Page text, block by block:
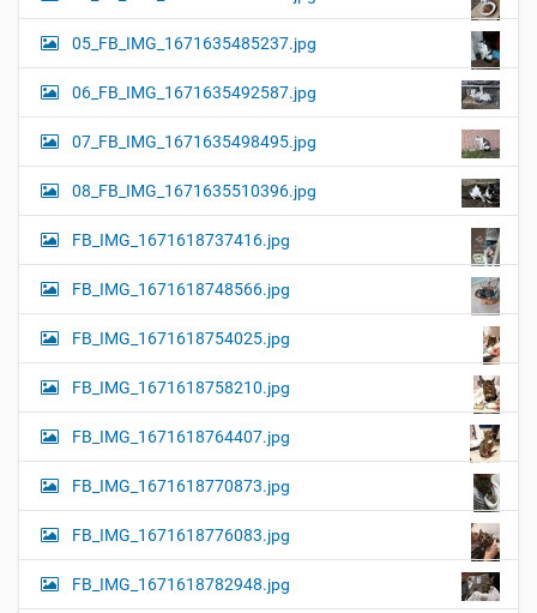
05_FB_IMG_1671635485237.jpg
06_FB_IMG_1671635492587.jpg
07_FB_IMG_1671635498495.jpg
08_FB_IMG_1671635510396.jpg
FB_IMG_1671618737416.jpg
FB_IMG_1671618748566.jpg
FB_IMG_1671618754025.jpg
FB_IMG_1671618758210.jpg
FB_IMG_1671618764407.jpg
FB_IMG_1671618770873.jpg
FB_IMG_1671618776083.jpg
FB_IMG_1671618782948.jpg